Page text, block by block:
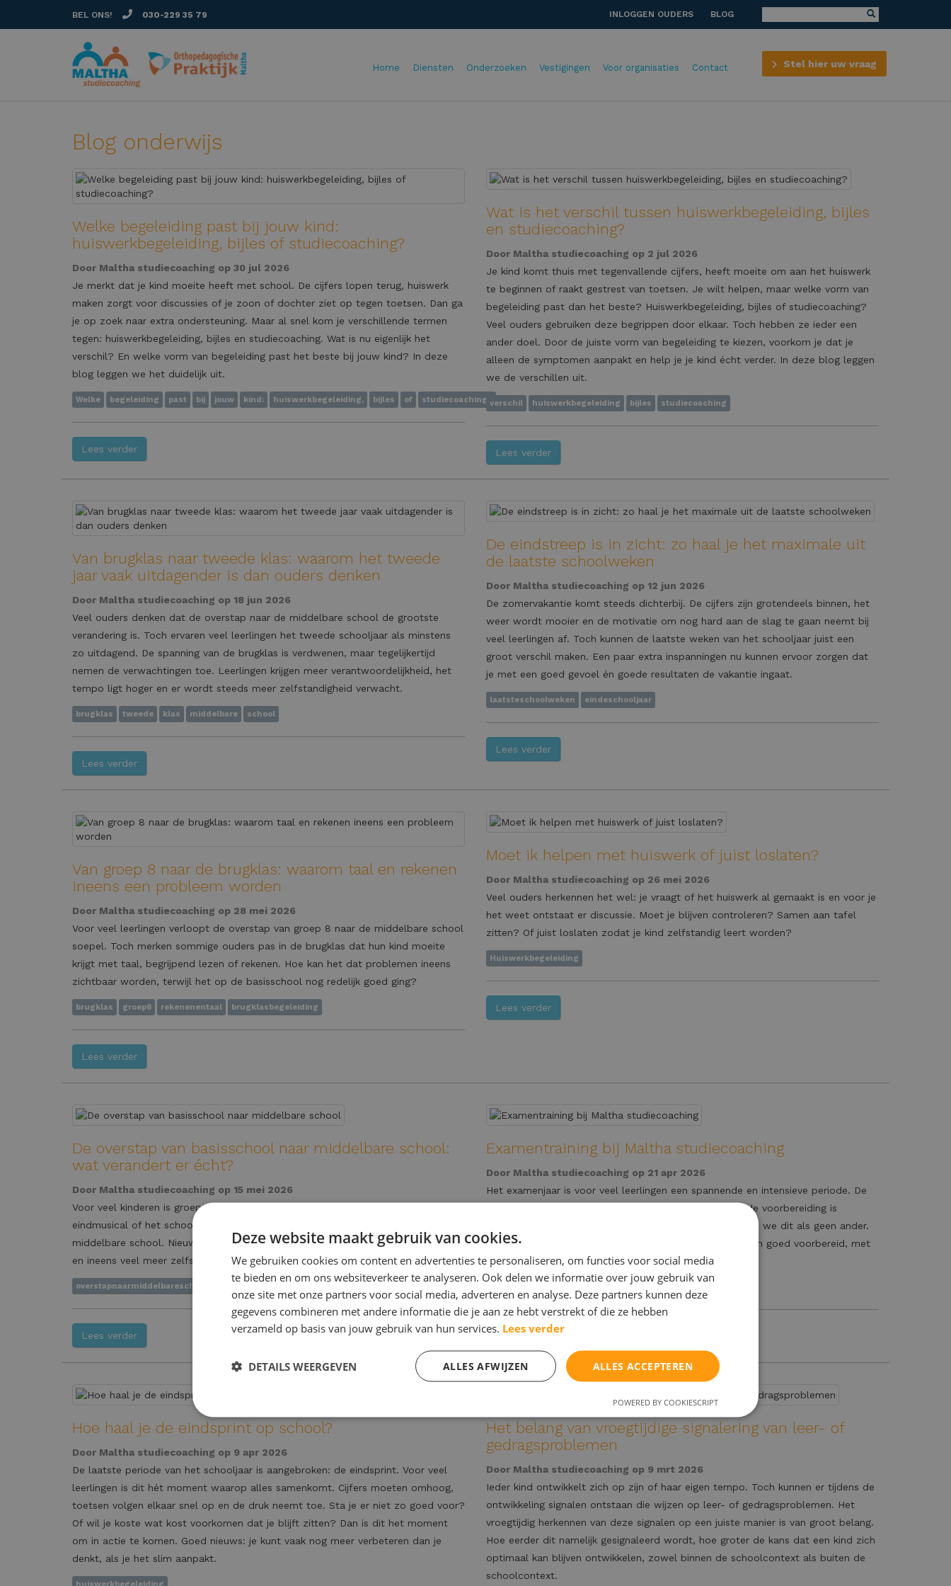
BEL ONS! 030-229 35 79 INLOGGEN OUDERS BLOG
Home Diensten Onderzoeken Vestigingen Voor organisaties Contact Stel hier uw vraag
Blog onderwijs
Welke begeleiding past bij jouw kind:
huiswerkbegeleiding, bijles of studiecoaching?
Door Maltha studiecoaching op 30 jul 2026
Je merkt dat je kind moeite heeft met school. De cijfers lopen terug, huiswerk
maken zorgt voor discussies of je zoon of dochter ziet op tegen toetsen. Dan ga
je op zoek naar extra ondersteuning. Maar al snel kom je verschillende termen
tegen: huiswerkbegeleiding, bijles en studiecoaching. Wat is nu eigenlijk het
verschil? En welke vorm van begeleiding past het beste bij jouw kind? In deze
blog leggen we het duidelijk uit.
Welke begeleiding past bij jouw kind: huiswerkbegeleiding, bijles of studiecoaching?
Lees verder
Wat is het verschil tussen huiswerkbegeleiding, bijles
en studiecoaching?
Door Maltha studiecoaching op 2 jul 2026
Je kind komt thuis met tegenvallende cijfers, heeft moeite om aan het huiswerk
te beginnen of raakt gestrest van toetsen. Je wilt helpen, maar welke vorm van
begeleiding past dan het beste? Huiswerkbegeleiding, bijles of studiecoaching?
Veel ouders gebruiken deze begrippen door elkaar. Toch hebben ze ieder een
ander doel. Door de juiste vorm van begeleiding te kiezen, voorkom je dat je
alleen de symptomen aanpakt en help je je kind écht verder. In deze blog leggen
we de verschillen uit.
verschil huiswerkbegeleiding bijles studiecoaching
Lees verder
Van brugklas naar tweede klas: waarom het tweede
jaar vaak uitdagender is dan ouders denken
Door Maltha studiecoaching op 18 jun 2026
Veel ouders denken dat de overstap naar de middelbare school de grootste
verandering is. Toch ervaren veel leerlingen het tweede schooljaar als minstens
zo uitdagend. De spanning van de brugklas is verdwenen, maar tegelijkertijd
nemen de verwachtingen toe. Leerlingen krijgen meer verantwoordelijkheid, het
tempo ligt hoger en er wordt steeds meer zelfstandigheid verwacht.
brugklas tweede klas middelbare school
Lees verder
De eindstreep is in zicht: zo haal je het maximale uit
de laatste schoolweken
Door Maltha studiecoaching op 12 jun 2026
De zomervakantie komt steeds dichterbij. De cijfers zijn grotendeels binnen, het
weer wordt mooier en de motivatie om nog hard aan de slag te gaan neemt bij
veel leerlingen af. Toch kunnen de laatste weken van het schooljaar juist een
groot verschil maken. Een paar extra inspanningen nu kunnen ervoor zorgen dat
je met een goed gevoel én goede resultaten de vakantie ingaat.
laatsteschoolweken eindeschooljaar
Lees verder
Van groep 8 naar de brugklas: waarom taal en rekenen
ineens een probleem worden
Door Maltha studiecoaching op 28 mei 2026
Voor veel leerlingen verloopt de overstap van groep 8 naar de middelbare school
soepel. Toch merken sommige ouders pas in de brugklas dat hun kind moeite
krijgt met taal, begrijpend lezen of rekenen. Hoe kan het dat problemen ineens
zichtbaar worden, terwijl het op de basisschool nog redelijk goed ging?
brugklas groep8 rekenenentaal brugklasbegeleiding
Lees verder
Moet ik helpen met huiswerk of juist loslaten?
Door Maltha studiecoaching op 26 mei 2026
Veel ouders herkennen het wel: je vraagt of het huiswerk al gemaakt is en voor je
het weet ontstaat er discussie. Moet je blijven controleren? Samen aan tafel
zitten? Of juist loslaten zodat je kind zelfstandig leert worden?
Huiswerkbegeleiding
Lees verder
De overstap van basisschool naar middelbare school:
wat verandert er écht?
Door Maltha studiecoaching op 15 mei 2026
Voor veel kinderen is groep 8 een spannend jaar. Niet alleen vanwege de
eindmusical of het schooladvies, maar vooral door de grote stap naar de
middelbare school. Nieuwe vakken, nieuwe klasgenoten, verschillende docenten
en ineens veel meer zelfstandigheid: het is nogal een verandering.
overstapnaarmiddelbareschool
Lees verder
Examentraining bij Maltha studiecoaching
Door Maltha studiecoaching op 21 apr 2026
Het examenjaar is voor veel leerlingen een spannende en intensieve periode. De
druk neemt toe, de hoeveelheid leerstof groeit en goede voorbereiding is
belangrijker dan ooit. Bij Maltha studiecoaching begrijpen we dit als geen ander.
Met onze examentraining zorgen we ervoor dat leerlingen goed voorbereid, met
zelfvertrouwen én met overzicht hun examens ingaan.
Lees verder
Hoe haal je de eindsprint op school?
Door Maltha studiecoaching op 9 apr 2026
De laatste periode van het schooljaar is aangebroken: de eindsprint. Voor veel
leerlingen is dit hét moment waarop alles samenkomt. Cijfers moeten omhoog,
toetsen volgen elkaar snel op en de druk neemt toe. Sta je er niet zo goed voor?
Of wil je koste wat kost voorkomen dat je blijft zitten? Dan is dit het moment
om in actie te komen. Goed nieuws: je kunt vaak nog meer verbeteren dan je
denkt, als je het slim aanpakt.
Het belang van vroegtijdige signalering van leer- of
gedragsproblemen
Door Maltha studiecoaching op 9 mrt 2026
Ieder kind ontwikkelt zich op zijn of haar eigen tempo. Toch kunnen er tijdens de
ontwikkeling signalen ontstaan die wijzen op leer- of gedragsproblemen. Het
vroegtijdig herkennen van deze signalen op een juiste manier is van groot belang.
Hoe eerder dit namelijk gesignaleerd wordt, hoe groter de kans dat een kind zich
optimaal kan blijven ontwikkelen, zowel binnen de schoolcontext als buiten de
schoolcontext.
Deze website maakt gebruik van cookies.
We gebruiken cookies om content en advertenties te personaliseren, om functies voor social media
te bieden en om ons websiteverkeer te analyseren. Ook delen we informatie over jouw gebruik van
onze site met onze partners voor social media, adverteren en analyse. Deze partners kunnen deze
gegevens combineren met andere informatie die je aan ze hebt verstrekt of die ze hebben
verzameld op basis van jouw gebruik van hun services. Lees verder
ALLES ACCEPTEREN
ALLES AFWIJZEN
DETAILS WEERGEVEN
POWERED BY COOKIESCRIPT